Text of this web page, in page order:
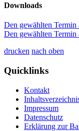
Downloads
Den gewählten
Den gewählten
drucken nach oben
Quicklinks
Kontakt
Impressum
Datenschutz
Erklärung zur